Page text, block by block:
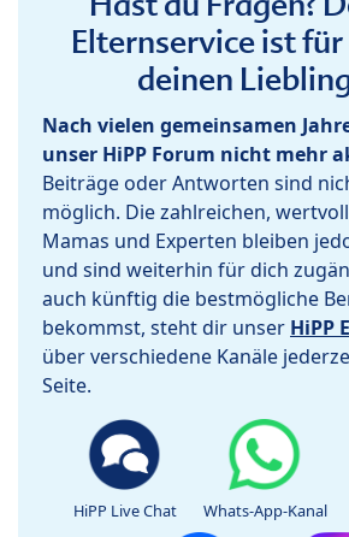
Elternservice ist
deinen
Nach vielen gemeinsamen
unser HiPP Forum nicht mehr
Beiträge oder Antworten sind
möglich. Die zahlreichen,
Mamas und Experten bleiben
und sind weiterhin für dich
auch künftig die bestmögliche
bekommst, steht dir unser HiPP
über verschiedene Kanäle
Seite.
HiPP Live Chat Whats-App-Kanal